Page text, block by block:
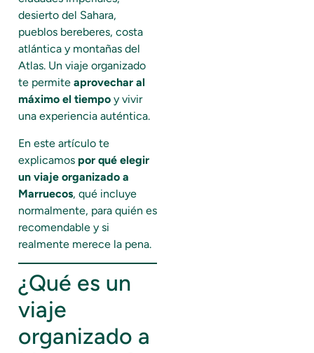
desierto del Sahara,
pueblos bereberes, costa
atlántica y montañas del
Atlas. Un viaje organizado
te permite aprovechar al
máximo el tiempo y vivir
una experiencia auténtica.
En este artículo te
explicamos por qué elegir
un viaje organizado a
Marruecos, qué incluye
normalmente, para quién es
recomendable y si
realmente merece la pena.
¿Qué es un
viaje
organizado a